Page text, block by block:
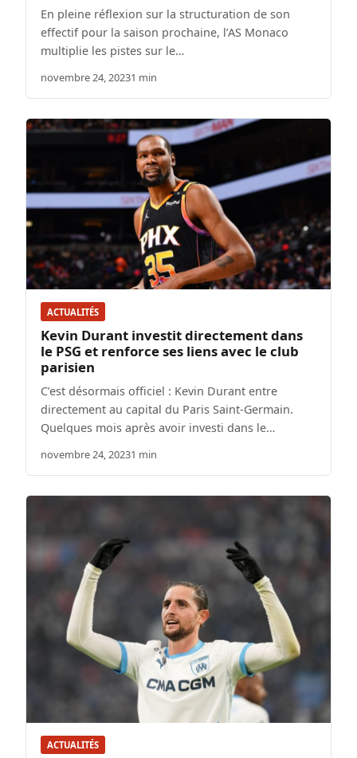
En pleine réflexion sur la structuration de son
effectif pour la saison prochaine, l’AS Monaco
multiplie les pistes sur le…
novembre 24, 20231 min
ACTUALITÉS
Kevin Durant investit directement dans
le PSG et renforce ses liens avec le club
parisien
C’est désormais officiel : Kevin Durant entre
directement au capital du Paris Saint-Germain.
Quelques mois après avoir investi dans le…
novembre 24, 20231 min
ACTUALITÉS